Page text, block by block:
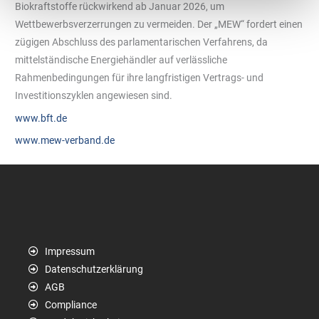
Biokraftstoffe rückwirkend ab Januar 2026, um
Wettbewerbsverzerrungen zu vermeiden. Der „MEW“ fordert einen
zügigen Abschluss des parlamentarischen Verfahrens, da
mittelständische Energiehändler auf verlässliche
Rahmenbedingungen für ihre langfristigen Vertrags- und
Investitionszyklen angewiesen sind.
www.bft.de
www.mew-verband.de
Impressum
Datenschutzerklärung
AGB
Compliance